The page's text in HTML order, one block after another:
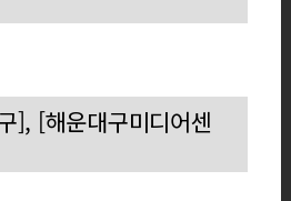
], [해운대구미디어센